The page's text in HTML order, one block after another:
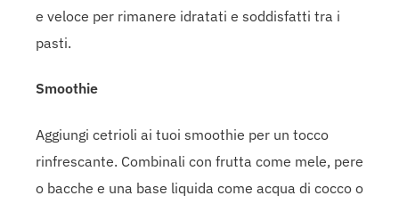
e veloce per rimanere idratati e soddisfatti tra i
pasti.
Smoothie
Aggiungi cetrioli ai tuoi smoothie per un tocco
rinfrescante. Combinali con frutta come mele, pere
o bacche e una base liquida come acqua di cocco o